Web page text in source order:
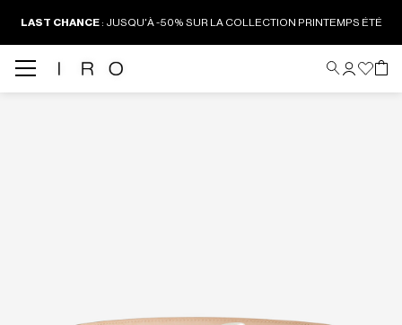
LAST CHANCE: JUSQU'À -50% SUR LA COLLECTION PRINTEMPS ÉTÉ